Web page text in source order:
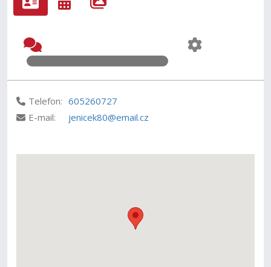
Telefon: 605260727
E-mail:
jenicek80@email.cz